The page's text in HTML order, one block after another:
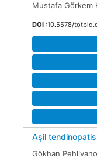
Mustafa Görkem
DOI :10.5578/
Aşil
Gökhan